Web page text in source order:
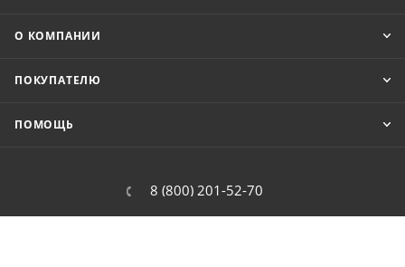
О КОМПАНИИ
ПОКУПАТЕЛЮ
ПОМОЩЬ
8 (800) 201-52-70
order@cit.ru